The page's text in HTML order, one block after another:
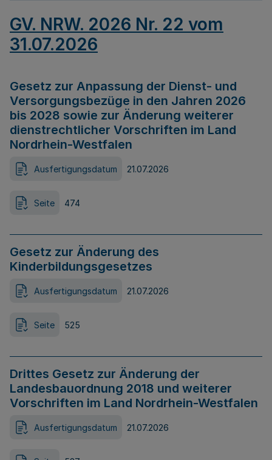
GV. NRW. 2026 Nr. 22 vom
31.07.2026
Gesetz zur Anpassung der Dienst- und
Versorgungsbezüge in den Jahren 2026
bis 2028 sowie zur Änderung weiterer
dienstrechtlicher Vorschriften im Land
Nordrhein-Westfalen
Ausfertigungsdatum 21.07.2026
Seite 474
Gesetz zur Änderung des
Kinderbildungsgesetzes
Ausfertigungsdatum 21.07.2026
Seite 525
Drittes Gesetz zur Änderung der
Landesbauordnung 2018 und weiterer
Vorschriften im Land Nordrhein-Westfalen
Ausfertigungsdatum 21.07.2026